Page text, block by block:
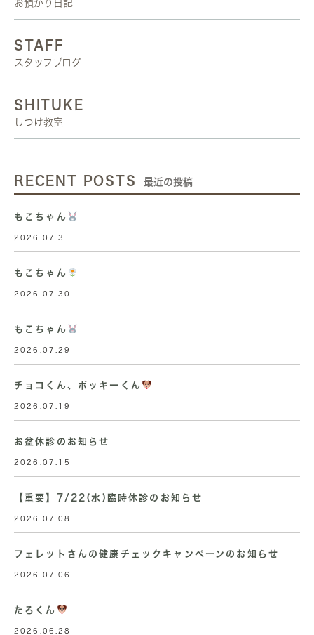
お預かり日記
STAFF
スタッフブログ
SHITUKE
しつけ教室
RECENT POSTS 最近の投稿
もこちゃん
2026.07.31
もこちゃん
2026.07.30
もこちゃん
2026.07.29
チョコくん、ポッキーくん
2026.07.19
お盆休診のお知らせ
2026.07.15
【重要】7/22(水)臨時休診のお知らせ
2026.07.08
フェレットさんの健康チェックキャンペーンのお知らせ
2026.07.06
たろくん
2026.06.28